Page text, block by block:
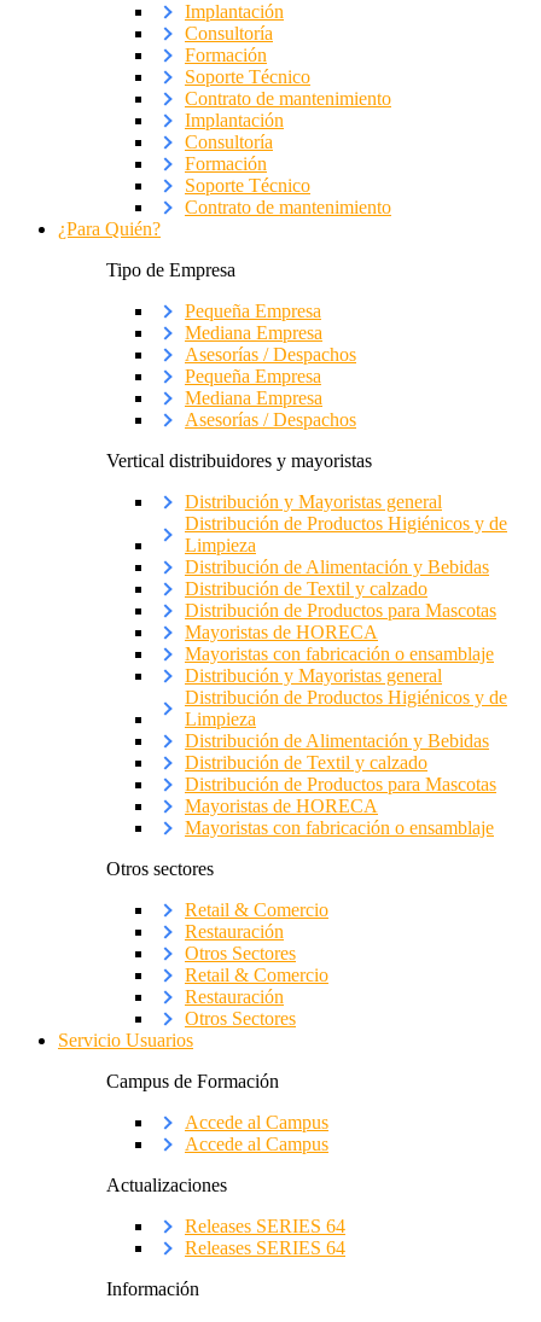
Implantación
Consultoría
Formación
Soporte Técnico
Contrato de mantenimiento
Implantación
Consultoría
Formación
Soporte Técnico
Contrato de mantenimiento
¿Para Quién?
Tipo de Empresa
Pequeña Empresa
Mediana Empresa
Asesorías / Despachos
Pequeña Empresa
Mediana Empresa
Asesorías / Despachos
Vertical distribuidores y mayoristas
Distribución y Mayoristas general
Distribución de Productos Higiénicos y de
Limpieza
Distribución de Alimentación y Bebidas
Distribución de Textil y calzado
Distribución de Productos para Mascotas
Mayoristas de HORECA
Mayoristas con fabricación o ensamblaje
Distribución y Mayoristas general
Distribución de Productos Higiénicos y de
Limpieza
Distribución de Alimentación y Bebidas
Distribución de Textil y calzado
Distribución de Productos para Mascotas
Mayoristas de HORECA
Mayoristas con fabricación o ensamblaje
Otros sectores
Retail & Comercio
Restauración
Otros Sectores
Retail & Comercio
Restauración
Otros Sectores
Servicio Usuarios
Campus de Formación
Accede al Campus
Accede al Campus
Actualizaciones
Releases SERIES 64
Releases SERIES 64
Información